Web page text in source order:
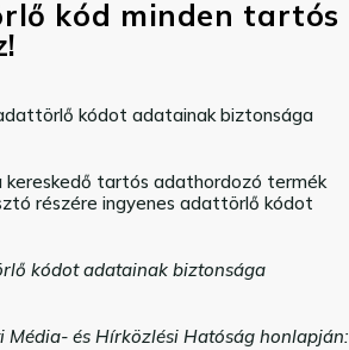
kód minden tartós
kódot adatainak biztonsága
kereskedő tartós adathordozó termék
részére ingyenes adattörlő kódot
kódot adatainak biztonsága
Média- és Hírközlési Hatóság honlapján: